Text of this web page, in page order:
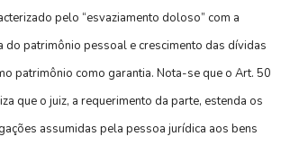
pelo “esvaziamento doloso” com a
do patrimônio pessoal e crescimento das dívidas
patrimônio como garantia. Nota-se que o Art. 50
que o juiz, a requerimento da parte, estenda os
assumidas pela pessoa jurídica aos bens